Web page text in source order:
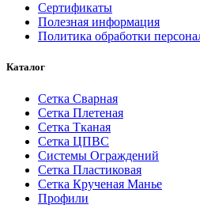
Сертификаты
Полезная информация
Политика обработки
Каталог
Сетка Сварная
Сетка Плетеная
Сетка Тканая
Сетка ЦПВС
Системы Ограждений
Сетка Пластиковая
Сетка Крученая Манье
Профили